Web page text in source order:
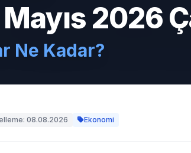
2026
Ne Kadar?
08.08.2026 Ekonomi